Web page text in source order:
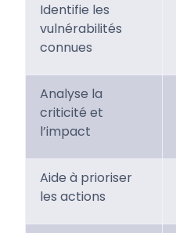
Identifie les
vulnérabilités
connues
Analyse la
criticité et
l’impact
Aide à prioriser
les actions